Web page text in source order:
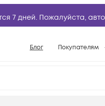
7 дней. Пожалуйста,
Блог Покупателям